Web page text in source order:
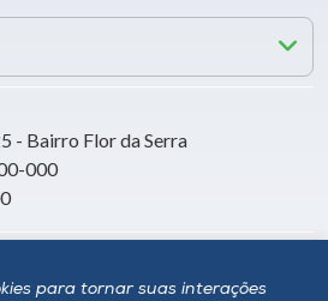
para tornar suas interações
- Bairro Flor da Serra
000